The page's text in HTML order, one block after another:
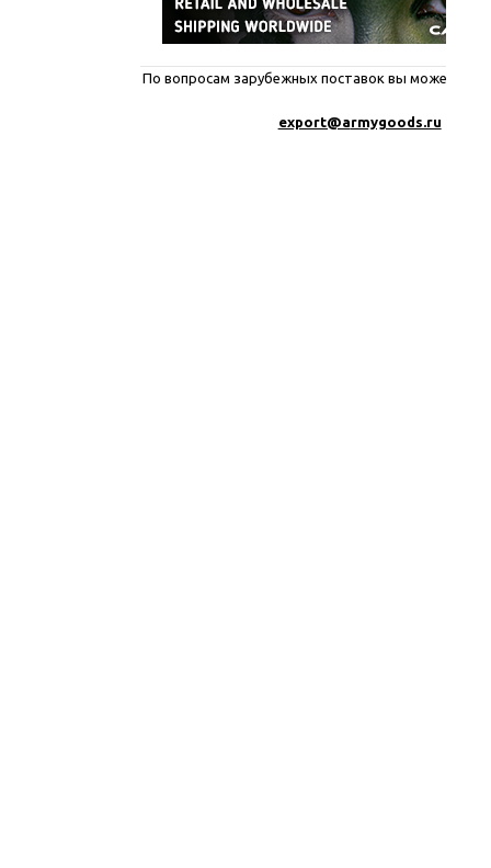
По вопросам зарубежных поставок вы можете
export@armygoods.ru